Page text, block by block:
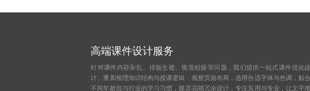
高端课件设计服务
针对课件内容杂乱、排版生硬、视觉枯燥等问题，我们提供一站式课件优化
计。重新梳理知识结构与授课逻辑，规整页面布局，选用合适字体与色调，贴
不同年龄段与行业的学习习惯，摒弃花哨冗余设计，专注实用与专业，让文字